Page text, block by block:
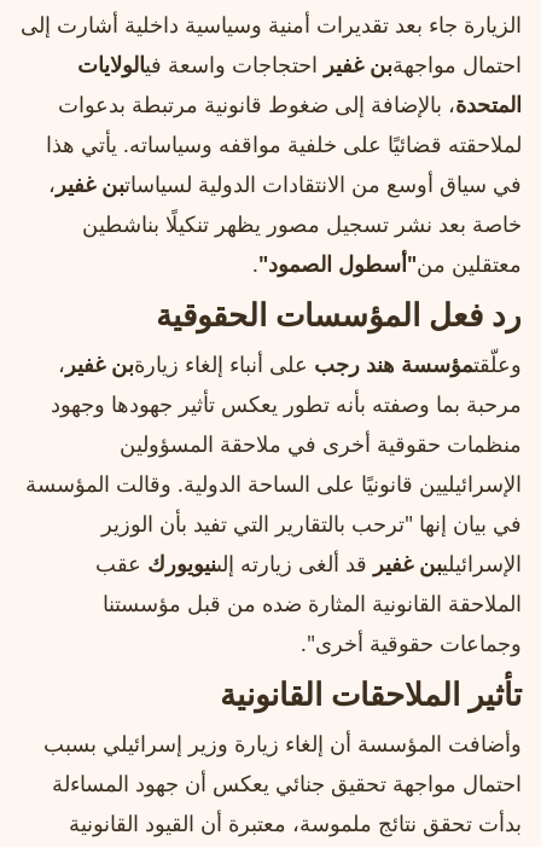
الزيارة جاء بعد تقديرات أمنية وسياسية داخلية أشارت إلى
احتمال مواجهةبن غفير احتجاجات واسعة فيالولايات
المتحدة، بالإضافة إلى ضغوط قانونية مرتبطة بدعوات
لملاحقته قضائيًا على خلفية مواقفه وسياساته. يأتي هذا
في سياق أوسع من الانتقادات الدولية لسياساتبن غفير ،
خاصة بعد نشر تسجيل مصور يظهر تنكيلًا بناشطين
معتقلين من"أسطول الصمود".
رد فعل المؤسسات الحقوقية
وعلّقتمؤسسة هند رجب على أنباء إلغاء زيارةبن غفير ،
مرحبة بما وصفته بأنه تطور يعكس تأثير جهودها وجهود
منظمات حقوقية أخرى في ملاحقة المسؤولين
الإسرائيليين قانونيًا على الساحة الدولية. وقالت المؤسسة
في بيان إنها "ترحب بالتقارير التي تفيد بأن الوزير
الإسرائيليبن غفير قد ألغى زيارته إلىنيويورك عقب
الملاحقة القانونية المثارة ضده من قبل مؤسستنا
وجماعات حقوقية أخرى".
تأثير الملاحقات القانونية
وأضافت المؤسسة أن إلغاء زيارة وزير إسرائيلي بسبب
احتمال مواجهة تحقيق جنائي يعكس أن جهود المساءلة
بدأت تحقق نتائج ملموسة، معتبرة أن القيود القانونية